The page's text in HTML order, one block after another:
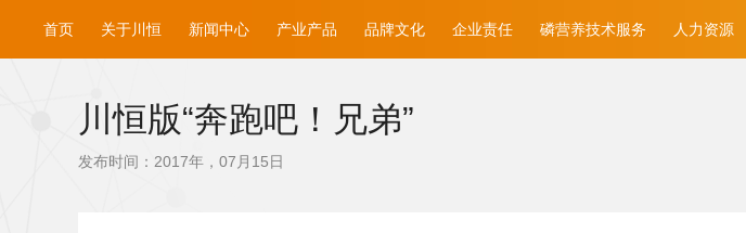
首页 关于川恒 新闻中心 产业产品 品牌文化 企业责任 磷营养技术服务 人力资源
川恒版“奔跑吧！兄弟”
发布时间：2017年，07月15日